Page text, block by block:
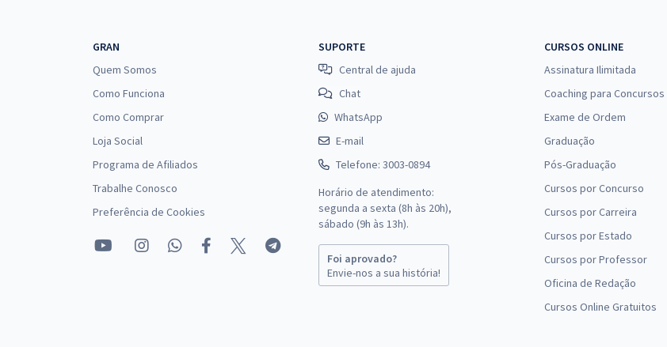
GRAN
Quem Somos
Como Funciona
Como Comprar
Loja Social
Programa de Afiliados
Trabalhe Conosco
Preferência de Cookies
SUPORTE
Central de ajuda
Chat
WhatsApp
E-mail
Telefone: 3003-0894
Horário de atendimento:
segunda a sexta (8h às 20h),
sábado (9h às 13h).
Foi aprovado?
Envie-nos a sua história!
CURSOS ONLINE
Assinatura Ilimitada
Coaching para Concursos
Exame de Ordem
Graduação
Pós-Graduação
Cursos por Concurso
Cursos por Carreira
Cursos por Estado
Cursos por Professor
Oficina de Redação
Cursos Online Gratuitos